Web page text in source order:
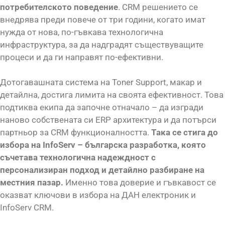
потребителското поведение. CRM решението се
внедрява преди повече от три години, когато имат
нужда от нова, по-гъвкава технологична
инфраструктура, за да надградят съществуващите
процеси и да ги направят по-ефективни.
Дотогавашната система на Toner Support, макар и
детайлна, достига лимита на своята ефективност. Това
подтиква екипа да започне отначало – да изгради
наново собствената си ERP архитектура и да потърси
партньор за CRM функционалността. Така се стига до
избора на InfoServ – българска разработка, която
съчетава технологична надеждност с
персонализиран подход и детайлно разбиране на
местния пазар. Именно това доверие и гъвкавост се
оказват ключови в избора на ДАН електроник и
InfoServ CRM.